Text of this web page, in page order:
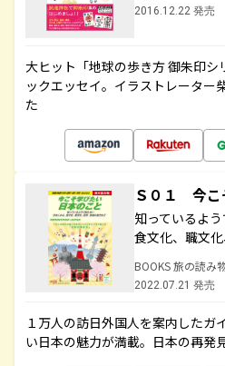
2016.12.22 発売
大ヒット「地球の歩き方 御朱印シ
ックエッセイ。イラストレーター
た
Ｓ０１ 今こ
知っているよ
食文化、職文
BOOKS 旅の読み
2022.07.21 発売
１万人の訪日外国人を案内したガ
い日本の魅力が満載。日本の再発